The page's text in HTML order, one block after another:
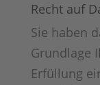
Recht auf
Sie haben
Grundlage
Erfüllung